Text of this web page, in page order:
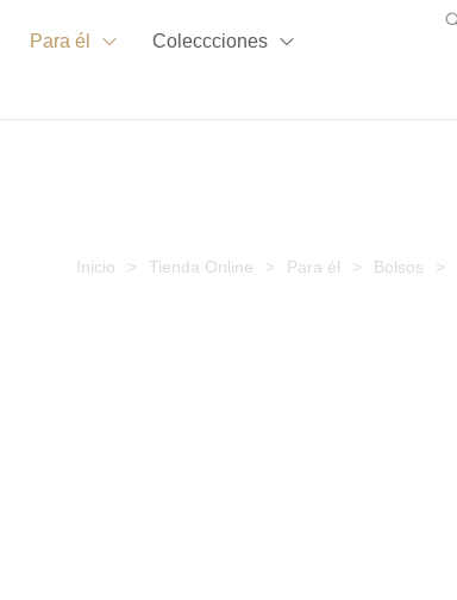
Para él Coleccciones
Inicio > Tienda Online > Para él > Bolsos >